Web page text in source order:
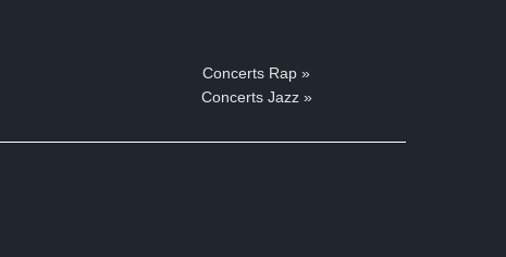
Concerts Rap »
Concerts Jazz »